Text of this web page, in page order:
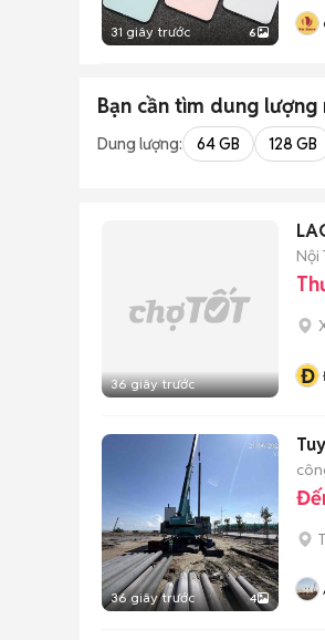
31 giây trước 6
Bạn cần tìm dung lượng
Dung lượng: 64 GB 128 GB
36 giây trước
Nội
Đ
36 giây trước 4